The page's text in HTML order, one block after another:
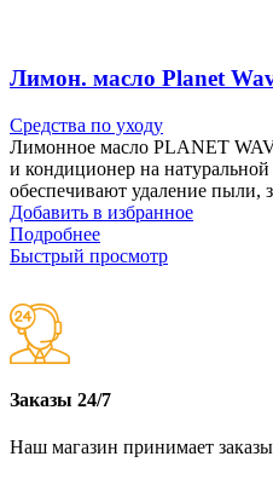
Лимон. масло Planet
Средства по уходу
Лимонное масло PLANET
и кондиционер на
обеспечивают удаление пыли,
Добавить в избранное
Подробнее
Быстрый просмотр
Заказы 24/7
Наш магазин принимает